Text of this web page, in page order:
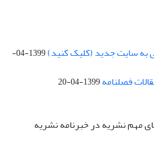
به سایت جدید (کلیک کنید)
1399-04-
فصلنامه1399-04-20
مهم نشریه در خبرنامه نشریه